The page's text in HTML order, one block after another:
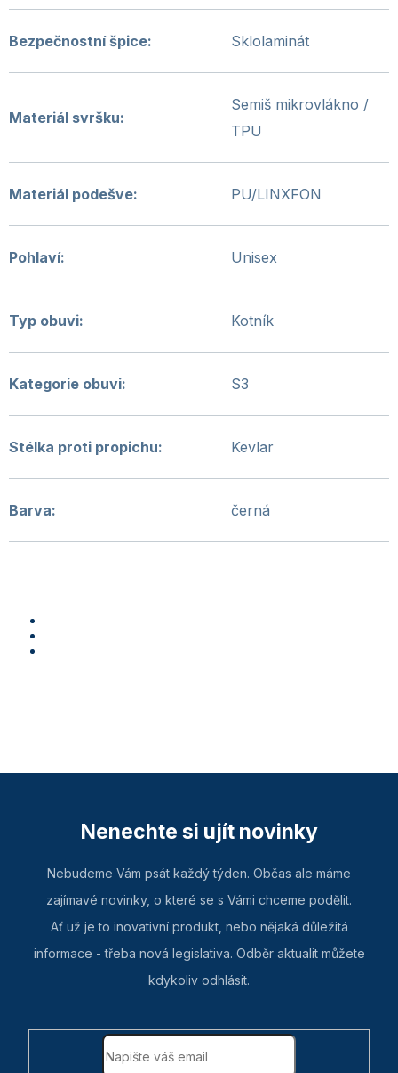
Bezpečnostní špice: Sklolaminát
Materiál svršku:
Semiš mikrovlákno /
TPU
Materiál podešve: PU/LINXFON
Pohlaví: Unisex
Typ obuvi: Kotník
Kategorie obuvi: S3
Stélka proti propichu: Kevlar
Barva: černá
Nenechte si ujít novinky
Nebudeme Vám psát každý týden. Občas ale máme
zajímavé novinky, o které se s Vámi chceme podělit.
Ať už je to inovativní produkt, nebo nějaká důležitá
informace - třeba nová legislativa. Odběr aktualit můžete
kdykoliv odhlásit.